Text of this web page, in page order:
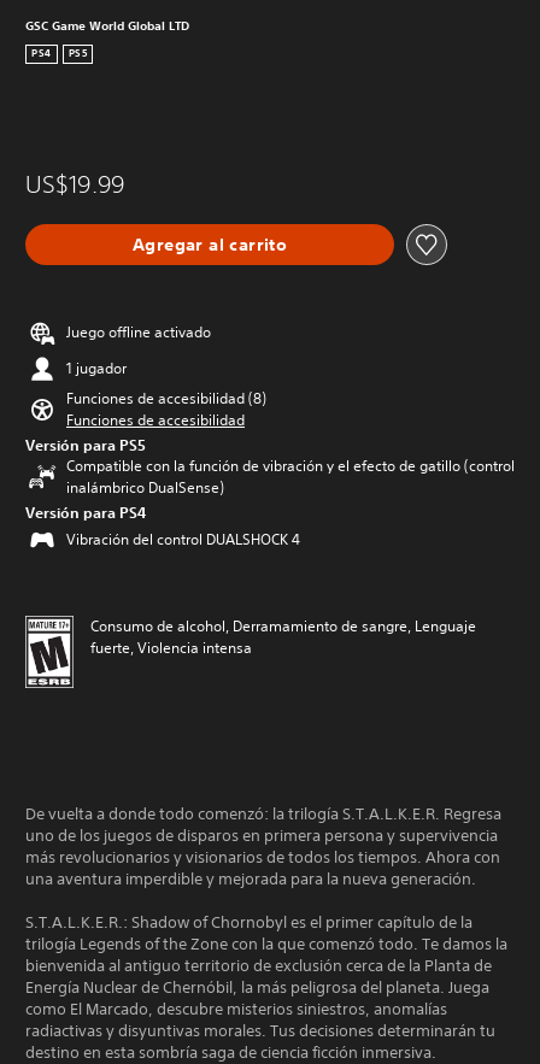
GSC Game World Global LTD
PS4 PS5
US$19.99
Agregar al carrito
Juego offline activado
1 jugador
Funciones de accesibilidad (8)
Funciones de accesibilidad
Versión para PS5
Compatible con la función de vibración y el efecto de gatillo (control
inalámbrico DualSense)
Versión para PS4
Vibración del control DUALSHOCK 4
Consumo de alcohol, Derramamiento de sangre, Lenguaje
fuerte, Violencia intensa
De vuelta a donde todo comenzó: la trilogía S.T.A.L.K.E.R. Regresa
uno de los juegos de disparos en primera persona y supervivencia
más revolucionarios y visionarios de todos los tiempos. Ahora con
una aventura imperdible y mejorada para la nueva generación.
S.T.A.L.K.E.R.: Shadow of Chornobyl es el primer capítulo de la
trilogía Legends of the Zone con la que comenzó todo. Te damos la
bienvenida al antiguo territorio de exclusión cerca de la Planta de
Energía Nuclear de Chernóbil, la más peligrosa del planeta. Juega
como El Marcado, descubre misterios siniestros, anomalías
radiactivas y disyuntivas morales. Tus decisiones determinarán tu
destino en esta sombría saga de ciencia ficción inmersiva.